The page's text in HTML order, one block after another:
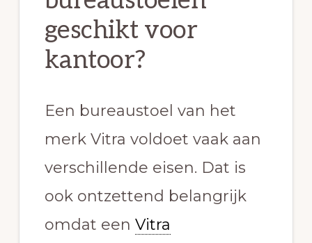
geschikt voor
kantoor?
Een bureaustoel van het
merk Vitra voldoet vaak aan
verschillende eisen. Dat is
ook ontzettend belangrijk
omdat een Vitra